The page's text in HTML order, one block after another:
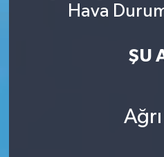
Hava
ŞU
Ağrı
Genel
Son Dakika Haberleri